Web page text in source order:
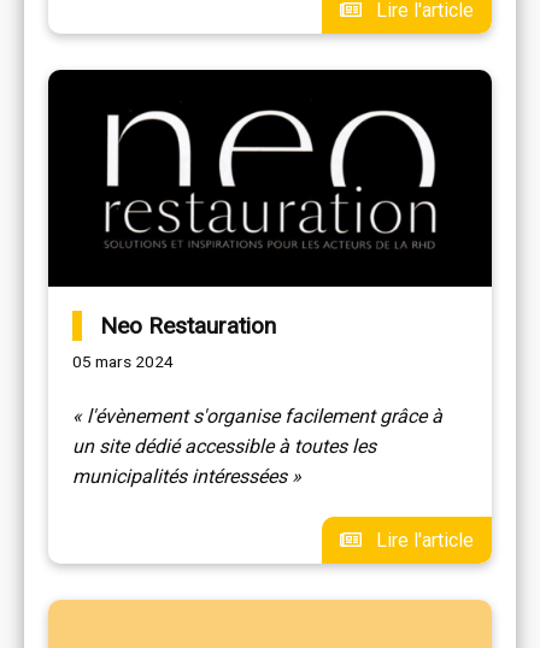
Lire l'article
Neo Restauration
05 mars 2024
« l'évènement s'organise facilement grâce à
un site dédié accessible à toutes les
municipalités intéressées »
Lire l'article